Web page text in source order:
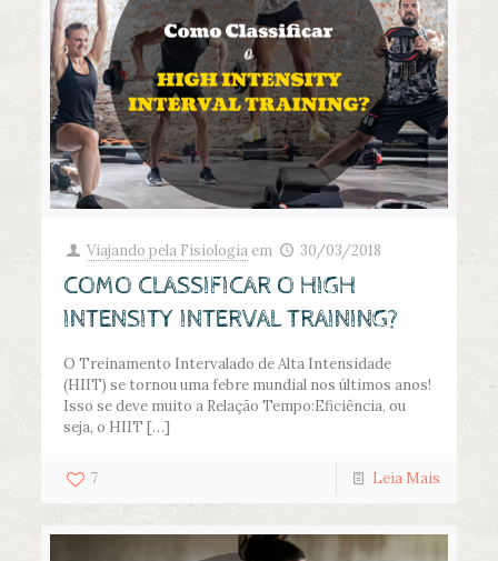
Viajando pela Fisiologia em 30/03/2018
COMO CLASSIFICAR O HIGH
INTENSITY INTERVAL TRAINING?
O Treinamento Intervalado de Alta Intensidade
(HIIT) se tornou uma febre mundial nos últimos anos!
Isso se deve muito a Relação Tempo:Eficiência, ou
seja, o HIIT […]
7 Leia Mais